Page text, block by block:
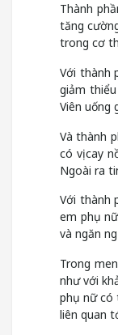
Thành
tăng
trong cơ
Với thành
giảm
Viên uống
Và thành
có vị cay
Ngoài ra
Với thành
em phụ
và ngăn
Trong
như với
phụ nữ có
liên quan